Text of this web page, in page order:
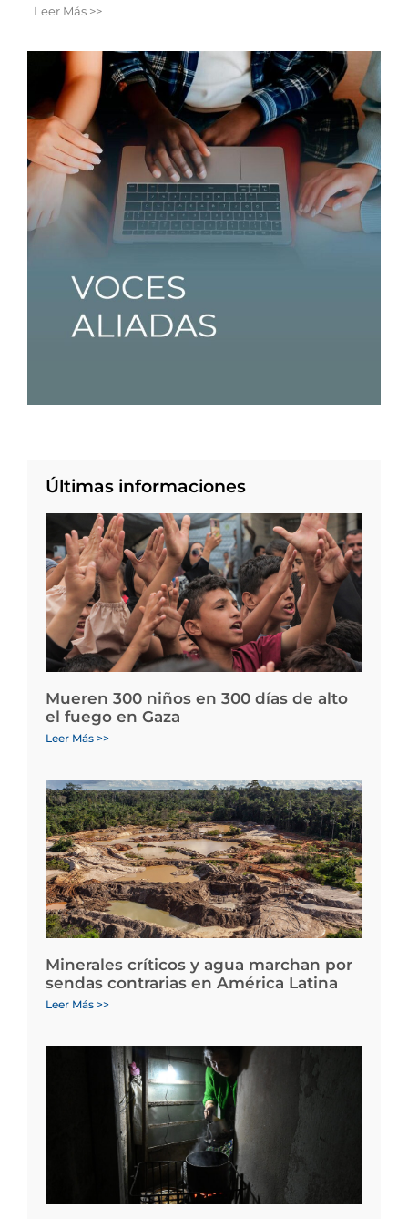
Leer Más >>
Últimas informaciones
Mueren 300 niños en 300 días de alto
el fuego en Gaza
Leer Más >>
Minerales críticos y agua marchan por
sendas contrarias en América Latina
Leer Más >>